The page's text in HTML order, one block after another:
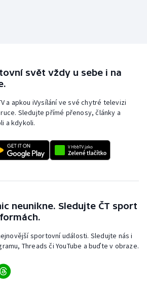
svět vždy u sebe i na
a apkou iVysílání ve své chytré televizi
Sledujte přímé přenosy, články a
a kdykoli.
neunikne. Sledujte ČT sport
sportovní události. Sledujte nás i
Threads či YouTube a buďte v obraze.